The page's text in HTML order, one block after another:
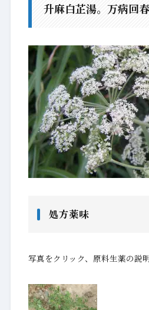
升麻白芷湯。万病回春
処方薬味
写真をクリック、原料生薬の説